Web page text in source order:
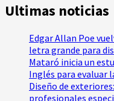
Ultimas noticias
Edgar Allan Poe
letra grande para
Mataró inicia un
Inglés para evaluar
Diseño de
profesionales